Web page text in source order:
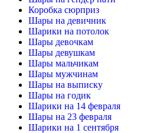
Коробка сюрприз
Шары на девичник
Шарики на потолок
Шары девочкам
Шары девушкам
Шары мальчикам
Шары мужчинам
Шары на выписку
Шары на годик
Шарики на 14 февраля
Шары на 23 февраля
Шарики на 1 сентября